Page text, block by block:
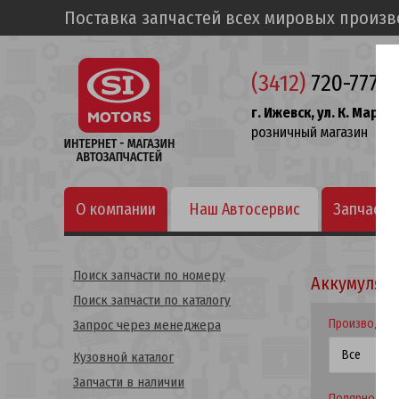
(3412) 720-777
г. Ижевск, ул. К. Маркса,
розничный магазин
Поставка запчастей всех мировых
О компании Наш Автосервис Запчасти
Поиск запчасти по номеру
Поиск запчасти по каталогу
Запрос через менеджера
Кузовной каталог
Запчасти в наличии